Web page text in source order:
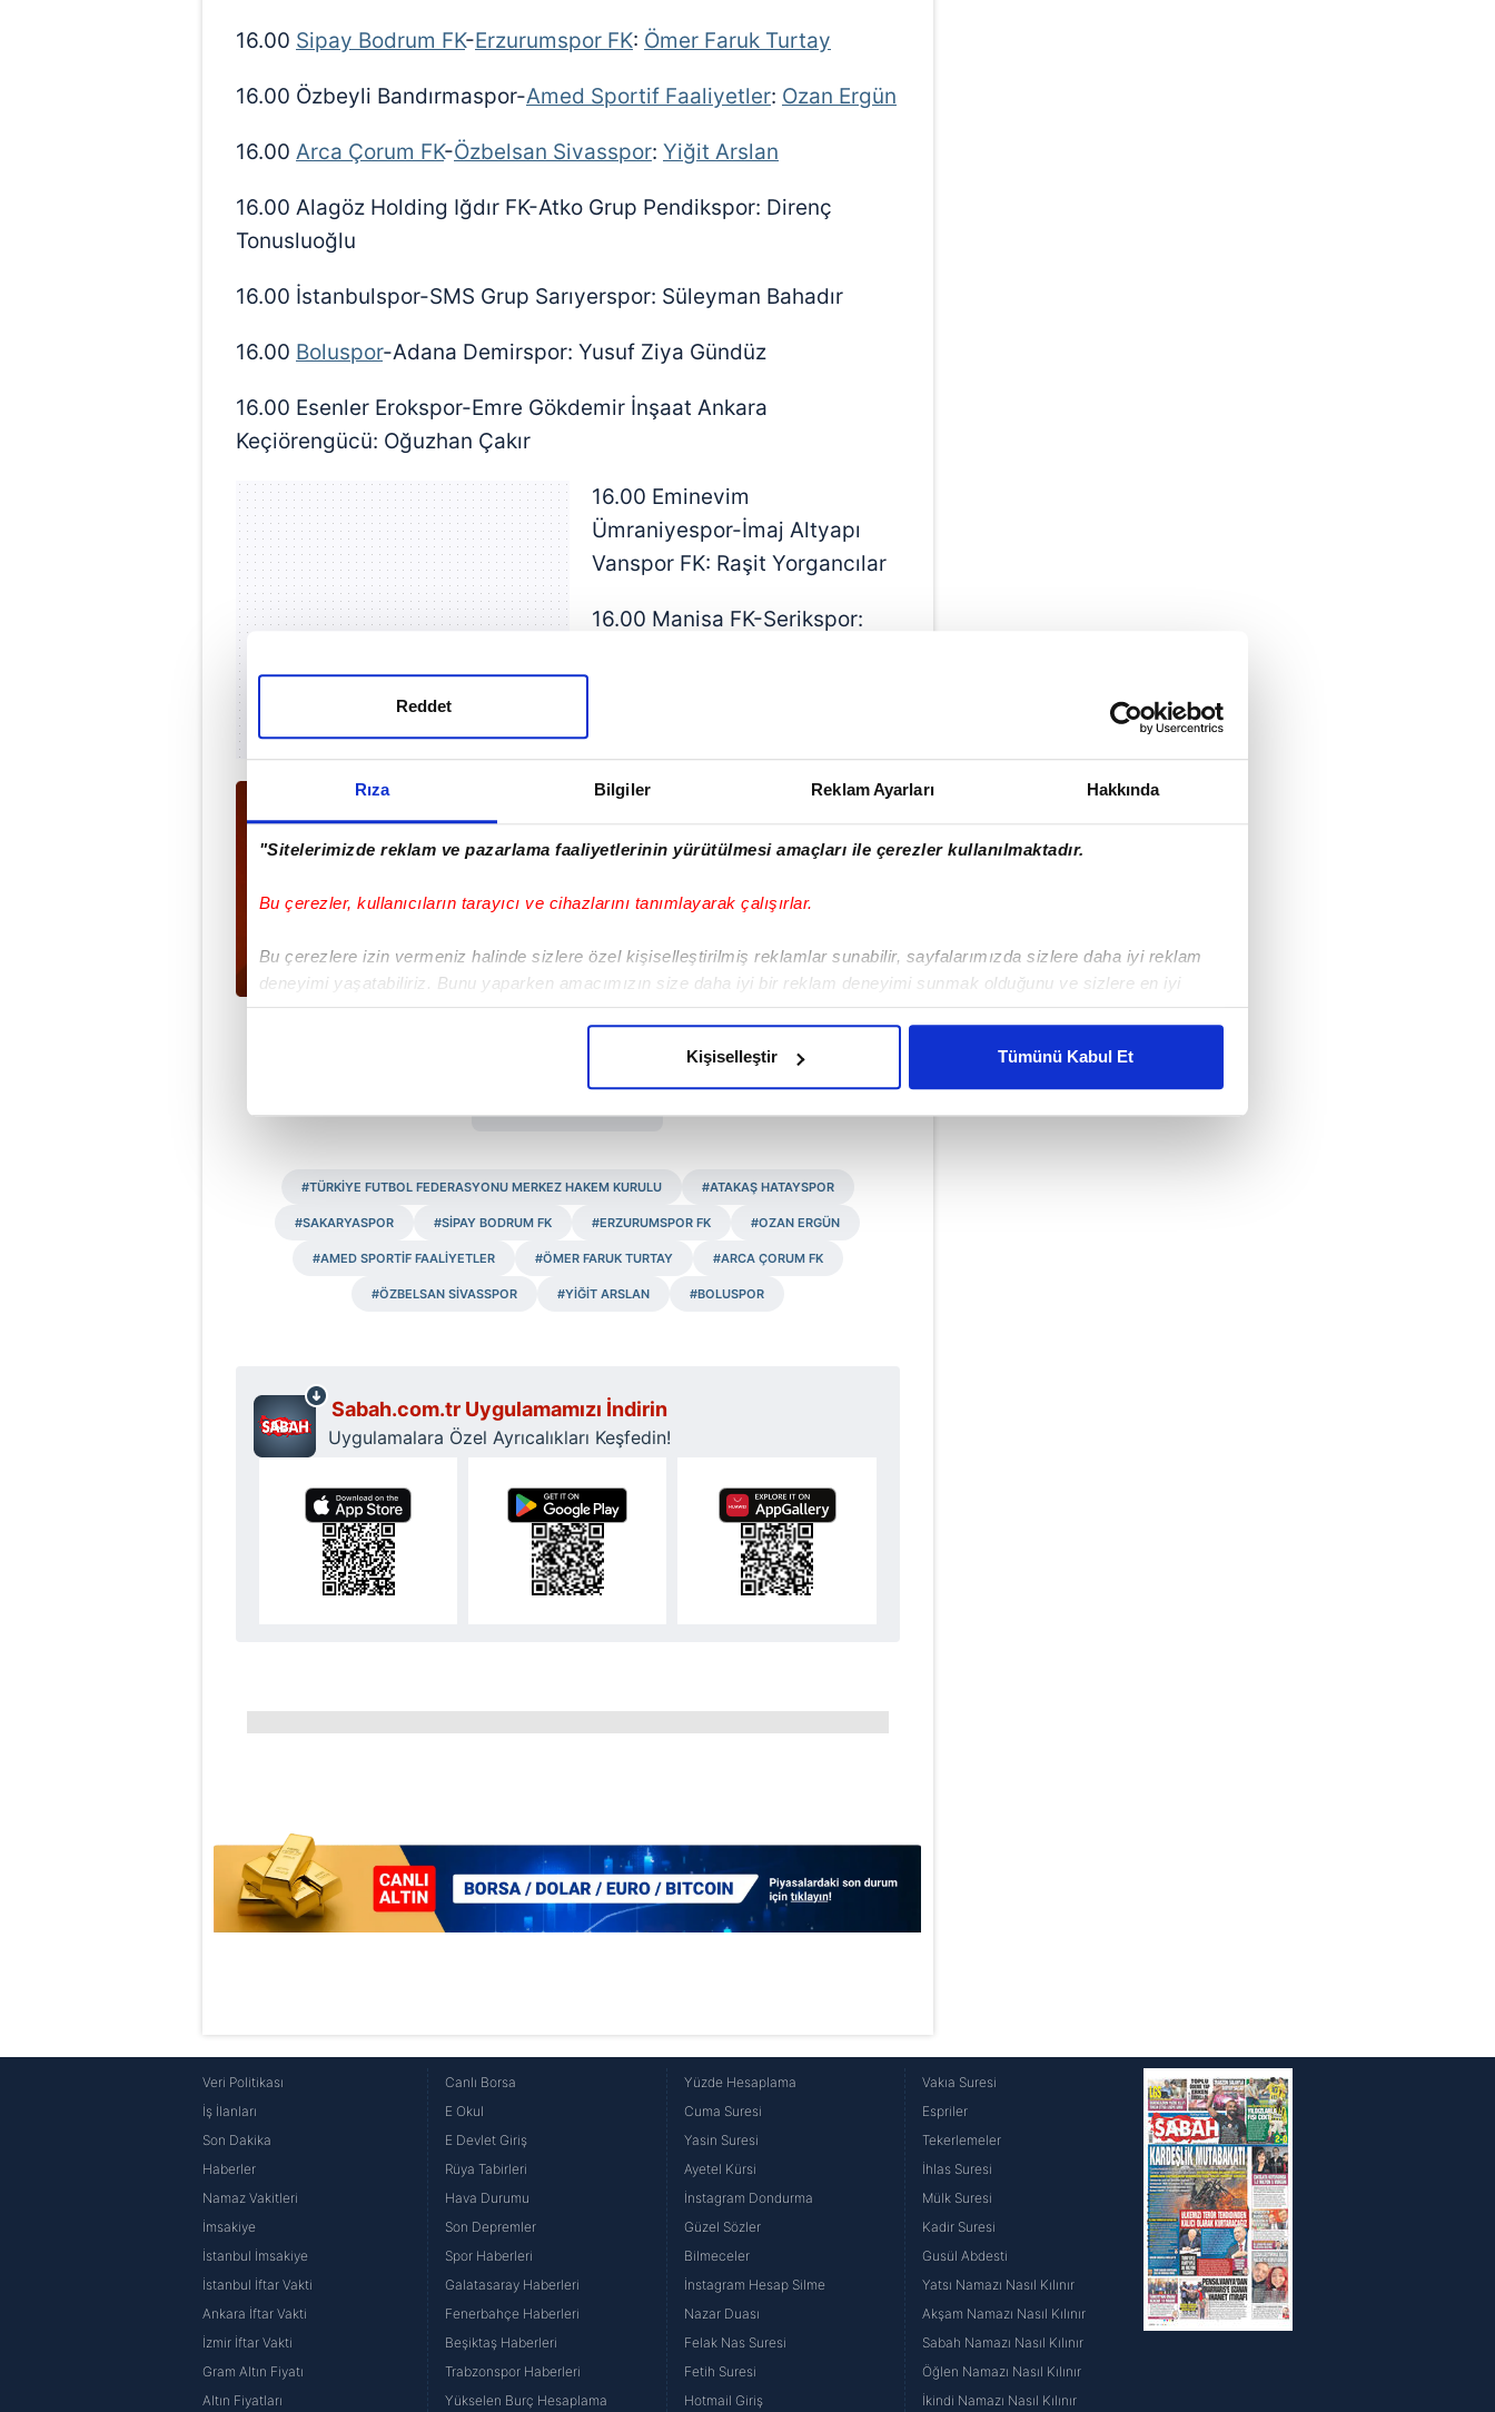
Rıza Bilgiler Reklam Ayarları Hakkında
"Sitelerimizde reklam ve pazarlama faaliyetlerinin yürütülmesi amaçları ile çerezler kullanılmaktadır.
Bu çerezler, kullanıcıların tarayıcı ve cihazlarını tanımlayarak çalışırlar.
Bu çerezlere izin vermeniz halinde sizlere özel kişiselleştirilmiş reklamlar sunabilir, sayfalarımızda sizlere daha iyi reklam
deneyimi yaşatabiliriz. Bunu yaparken amacımızın size daha iyi bir reklam deneyimi sunmak olduğunu ve sizlere en iyi
içerikleri sunabilmek adına elimizden gelen çabayı gösterdiğimizi ve bu noktada, reklamların maliyetlerimizi karşılamak
Her halükârda, kullanıcılar, bu çerezlere izin vermedikleri takdirde, kullanıcılara hedefli reklamlar gösterilmeyecektir."
amacıyla kullanılmaktadır. Diğer çerezler, sitemizin daha işlevsel kılınması ve kişiselleştirilmesi ve sizlere yönelik
reklam/pazarlama faaliyetlerinin yapılması, amaçlarıyla sınırlı olarak açık rızanız dahilinde kullanılacaktır.
butonuna tıklayabilir,Çerez Bilgilendirme Metnimizi ziyaret edebilirsiniz.
mevzuata uygun olarak kullanılan çerezlerle ilgili bilgi almak için lütfen
Reddet
Kişiselleştir Tümünü Kabul Et
16.00 Sipay Bodrum FK-Erzurumspor FK: Ömer Faruk Turtay
16.00 Özbeyli Bandırmaspor-Amed Sportif Faaliyetler: Ozan Ergün
16.00 Arca Çorum FK-Özbelsan Sivasspor: Yiğit Arslan
16.00 Alagöz Holding Iğdır FK-Atko Grup Pendikspor: Direnç
Tonusluoğlu
16.00 İstanbulspor-SMS Grup Sarıyerspor: Süleyman Bahadır
16.00 Boluspor-Adana Demirspor: Yusuf Ziya Gündüz
16.00 Esenler Erokspor-Emre Gökdemir İnşaat Ankara
Keçiörengücü: Oğuzhan Çakır
16.00 Eminevim
Ümraniyespor-İmaj Altyapı
Vanspor FK: Raşit Yorgancılar
16.00 Manisa FK-Serikspor:
#TÜRKİYE FUTBOL FEDERASYONU MERKEZ HAKEM KURULU #ATAKAŞ HATAYSPOR
#SAKARYASPOR #SİPAY BODRUM FK #ERZURUMSPOR FK #OZAN ERGÜN
#AMED SPORTİF FAALİYETLER #ÖMER FARUK TURTAY #ARCA ÇORUM FK
#ÖZBELSAN SİVASSPOR #YİĞİT ARSLAN #BOLUSPOR
Sabah.com.tr Uygulamamızı İndirin
Uygulamalara Özel Ayrıcalıkları Keşfedin!
Veri Politikası
İş İlanları
Son Dakika
Haberler
Namaz Vakitleri
İmsakiye
İstanbul İmsakiye
İstanbul İftar Vakti
Ankara İftar Vakti
İzmir İftar Vakti
Gram Altın Fiyatı
Altın Fiyatları
Canlı Borsa
E Okul
E Devlet Giriş
Rüya Tabirleri
Hava Durumu
Son Depremler
Spor Haberleri
Galatasaray Haberleri
Fenerbahçe Haberleri
Beşiktaş Haberleri
Trabzonspor Haberleri
Yükselen Burç Hesaplama
Yüzde Hesaplama
Cuma Suresi
Yasin Suresi
Ayetel Kürsi
İnstagram Dondurma
Güzel Sözler
Bilmeceler
İnstagram Hesap Silme
Nazar Duası
Felak Nas Suresi
Fetih Suresi
Hotmail Giriş
Vakıa Suresi
Espriler
Tekerlemeler
İhlas Suresi
Mülk Suresi
Kadir Suresi
Gusül Abdesti
Yatsı Namazı Nasıl Kılınır
Akşam Namazı Nasıl Kılınır
Sabah Namazı Nasıl Kılınır
Öğlen Namazı Nasıl Kılınır
İkindi Namazı Nasıl Kılınır